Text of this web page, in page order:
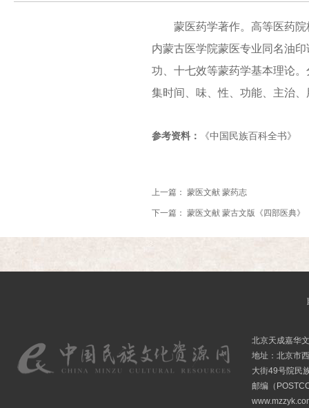
蒙医药学著作。高等医药院
内蒙古医学院蒙医专业同名油
功、十七效等蒙药学基本理论
集时间、味、性、功能、主治
参考资料： 《中国民族百科全书》
上一篇： 蒙医文献 蒙药志
下一篇： 蒙医文献 蒙古文版《四部医典》
北京天成嘉华
地址：北京市
大街49号院民
邮编（